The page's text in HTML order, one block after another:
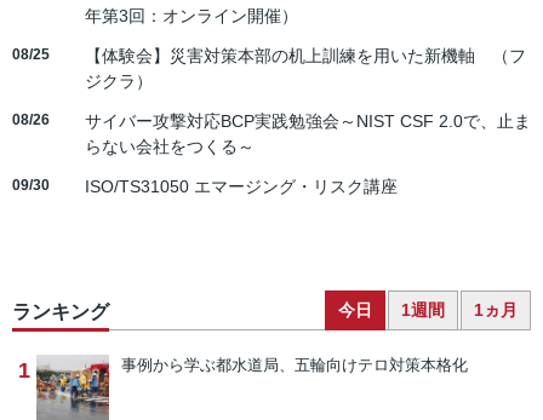
年第3回：オンライン開催）
08/25
【体験会】災害対策本部の机上訓練を用いた新機軸 （フ
ジクラ）
08/26
サイバー攻撃対応BCP実践勉強会～NIST CSF 2.0で、止ま
らない会社をつくる～
09/30 ISO/TS31050 エマージング・リスク講座
ランキング 今日 1週間 1ヵ月
1 事例から学ぶ都水道局、五輪向けテロ対策本格化